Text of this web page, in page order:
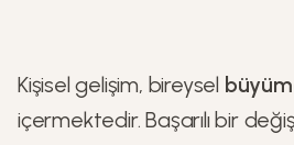
Kişisel gelişim, bireysel
içermektedir. Başarılı bir